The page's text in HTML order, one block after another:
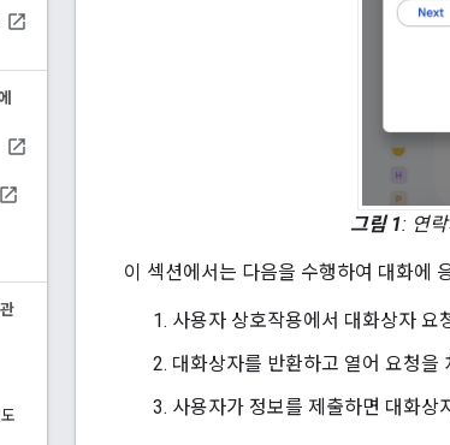
그림 1: 연
이 섹션에서는 다음을 수행하여 대화에
사용자 상호작용에서 대화상자 요
대화상자를 반환하고 열어 요청을
사용자가 정보를 제출하면 대화상